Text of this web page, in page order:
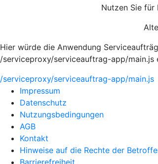
Nutzen Sie für
Hier würde die Anwendung
/serviceproxy/serviceauftrag-app/main.js
/serviceproxy/serviceauftrag-app/main.js
Impressum
Datenschutz
Nutzungsbedingungen
AGB
Kontakt
Hinweise auf die Rechte der
Barrierefreiheit